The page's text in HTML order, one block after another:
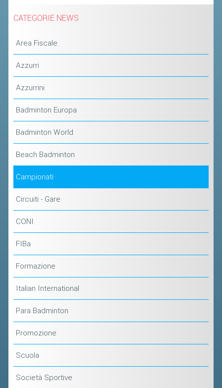
CATEGORIE NEWS
Area Fiscale
Azzurri
Azzurrini
Badminton Europa
Badminton World
Beach Badminton
Campionati
Circuiti - Gare
CONI
FIBa
Formazione
Italian International
Para Badminton
Promozione
Scuola
Società Sportive